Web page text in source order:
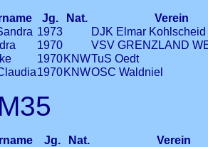
Jg. Nat.
Verein
1973
DJK Elmar Kohlscheid
1970
VSV GRENZLAND
1970KNWTuS Oedt
1970KNWOSC Waldniel
Jg. Nat.
Verein